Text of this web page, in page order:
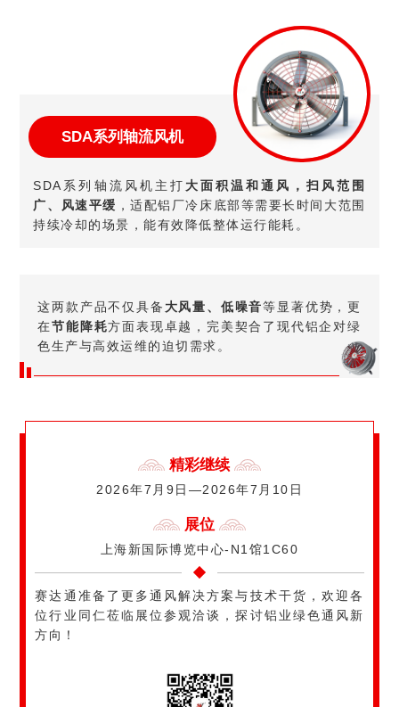
SDA系列轴流风机
SDA系列轴流风机主打 大面积温和通风，扫风范围
广、风速平缓 ，适配铝厂冷床底部等需要长时间大范围
持续冷却的场景，能有效降低整体运行能耗。
这两款产品不仅具备 大风量、低噪音等显著优势，更
在节能降耗方面表现卓越，完美契合了现代铝企对绿
色生产与高效运维的迫切需求。
精彩继续
2026年7月9日—2026年7月10日
展位
上海新国际博览中心-N1馆1C60
赛达通准备了更多通风解决方案与技术干货，欢迎各
位行业同仁莅临展位参观洽谈，探讨铝业绿色通风新
方向！